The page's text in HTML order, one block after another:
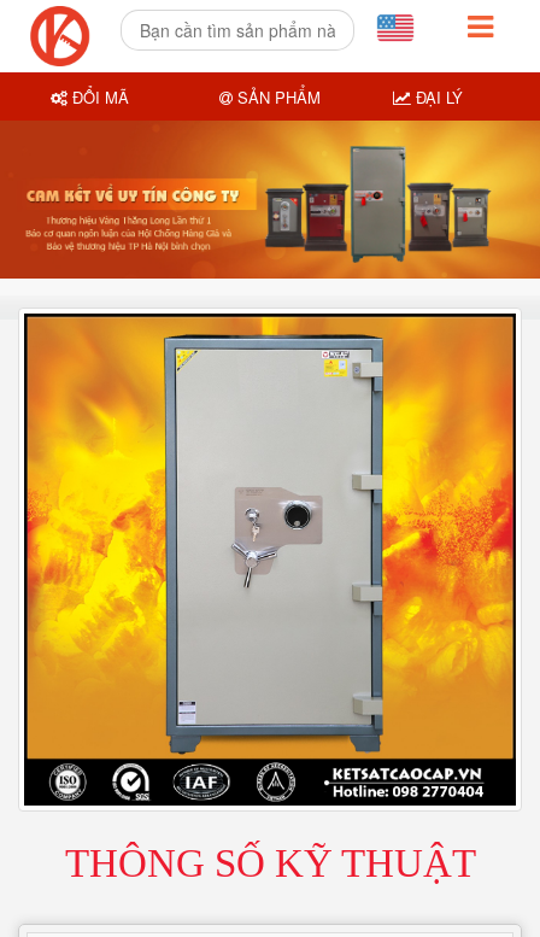
THÔNG SỐ KỸ THUẬT
ĐỔI MÃ SẢN PHẨM ĐẠI LÝ